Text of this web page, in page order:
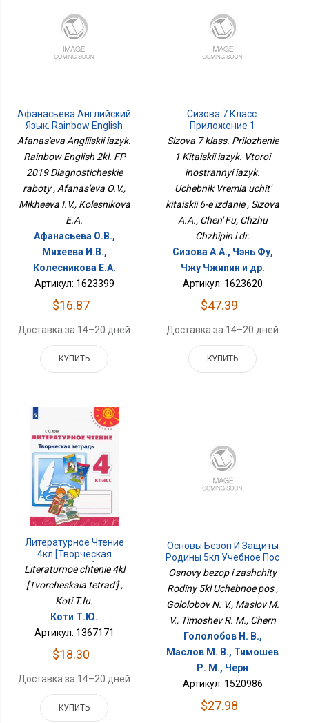
Афанасьева Английский
Язык. Rainbow English
2кл. ФП 2019
Диагностические
Работы
Afanas'eva Angliiskii iazyk.
Rainbow English 2kl. FP
2019 Diagnosticheskie
raboty , Afanas'eva O.V.,
Mikheeva I.V., Kolesnikova
E.A.
Афанасьева О.В.,
Михеева И.В.,
Колесникова Е.А.
Артикул: 1623399
$16.87
Доставка за 14–20 дней
КУПИТЬ
Сизова 7 Класс.
Приложение 1
Китайский Язык. Второй
Учебник Время Учить
Китайский 6-Е Издание
Sizova 7 klass. Prilozhenie
1 Kitaiskii iazyk. Vtoroi
inostrannyi iazyk.
Uchebnik Vremia uchit'
kitaiskii 6-e izdanie , Sizova
A.A., Chen' Fu, Chzhu
Chzhipin i dr.
Сизова А.А., Чэнь Фу,
Чжу Чжипин и др.
Артикул: 1623620
$47.39
Доставка за 14–20 дней
КУПИТЬ
Литературное Чтение
4кл [Творческая
Тетрадь]
Literaturnoe chtenie 4kl
[Tvorcheskaia tetrad'] ,
Koti T.Iu.
Коти Т.Ю.
Артикул: 1367171
$18.30
Доставка за 14–20 дней
КУПИТЬ
Основы Безоп И Защиты
Родины 5кл Учебное Пос
Osnovy bezop i zashchity
Rodiny 5kl Uchebnoe pos ,
Gololobov N. V., Maslov M.
V., Timoshev R. M., Chern
Гололобов Н. В.,
Маслов М. В., Тимошев
Р. М., Черн
Артикул: 1520986
$27.98